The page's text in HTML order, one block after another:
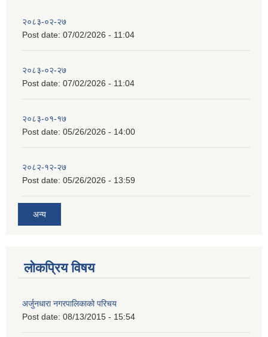
२०८३-०२-२७
Post date: 07/02/2026 - 11:04
२०८३-०२-२७
Post date: 07/02/2026 - 11:04
२०८३-०१-१७
Post date: 05/26/2026 - 14:00
२०८२-१२-२७
Post date: 05/26/2026 - 13:59
अन्य
लोकप्रिय विषय
अर्जुनधारा नगरपालिकाको परिचय
Post date: 08/13/2015 - 15:54